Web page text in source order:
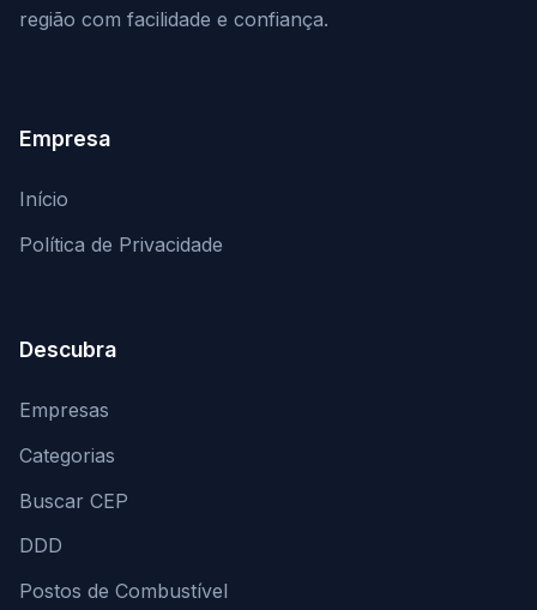
região com facilidade e confiança.
Empresa
Início
Política de Privacidade
Descubra
Empresas
Categorias
Buscar CEP
DDD
Postos de Combustível